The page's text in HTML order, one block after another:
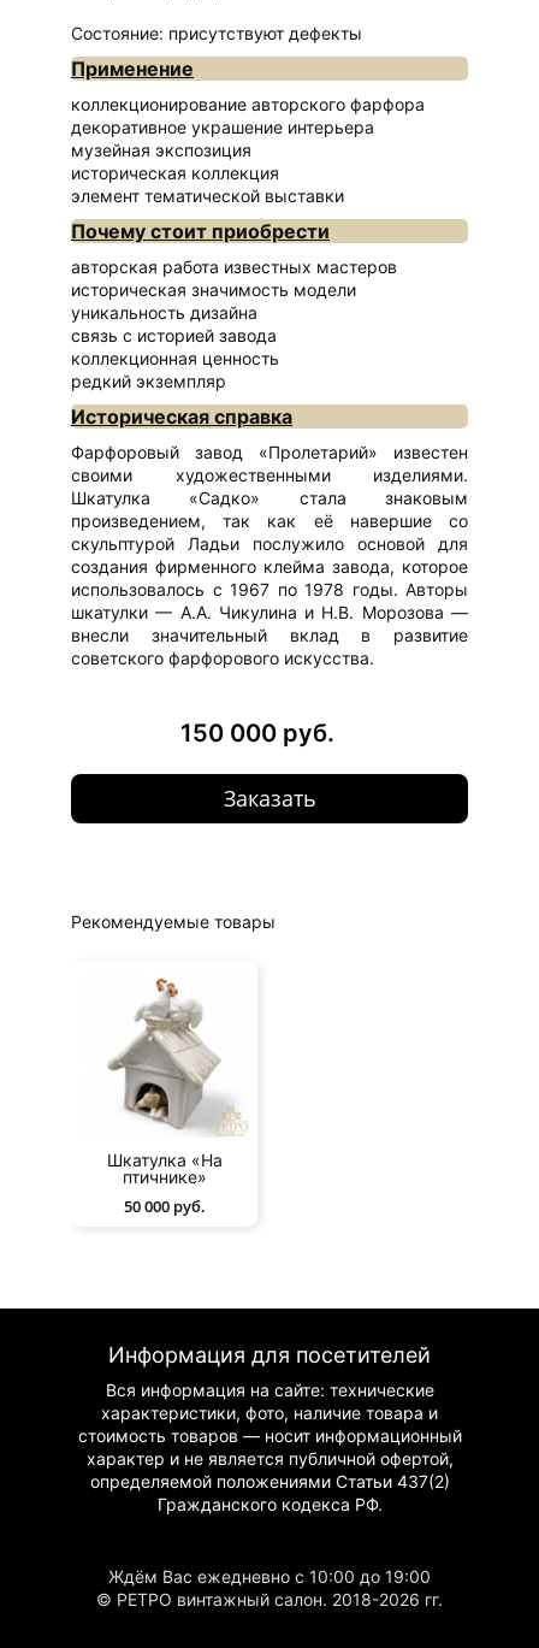
Состояние: присутствуют дефекты
Применение
коллекционирование авторского фарфора
декоративное украшение интерьера
музейная экспозиция
историческая коллекция
элемент тематической выставки
Почему стоит приобрести
авторская работа известных мастеров
историческая значимость модели
уникальность дизайна
связь с историей завода
коллекционная ценность
редкий экземпляр
Историческая справка
Фарфоровый завод «Пролетарий» известен
своими художественными изделиями.
Шкатулка «Садко» стала знаковым
произведением, так как её навершие со
скульптурой Ладьи послужило основой для
создания фирменного клейма завода, которое
использовалось с 1967 по 1978 годы. Авторы
шкатулки — А.А. Чикулина и Н.В. Морозова —
внесли значительный вклад в развитие
советского фарфорового искусства.
150 000 руб.
Заказать
Рекомендуемые товары
Шкатулка «На
птичнике»
50 000 руб.
Информация для посетителей
Вся информация на сайте: технические
характеристики, фото, наличие товара и
стоимость товаров — носит информационный
характер и не является публичной офертой,
определяемой положениями Статьи 437(2)
Гражданскогокодекса РФ.
Ждём Вас ежедневно с 10:00 до 19:00
© РЕТРО винтажный салон. 2018-2026 гг.